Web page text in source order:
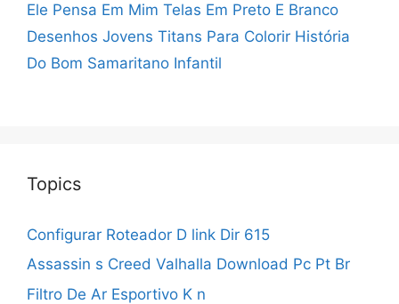
Ele Pensa Em Mim Telas Em Preto E Branco
Desenhos Jovens Titans Para Colorir História
Do Bom Samaritano Infantil
Topics
Configurar Roteador D link Dir 615
Assassin s Creed Valhalla Download Pc Pt Br
Filtro De Ar Esportivo K n